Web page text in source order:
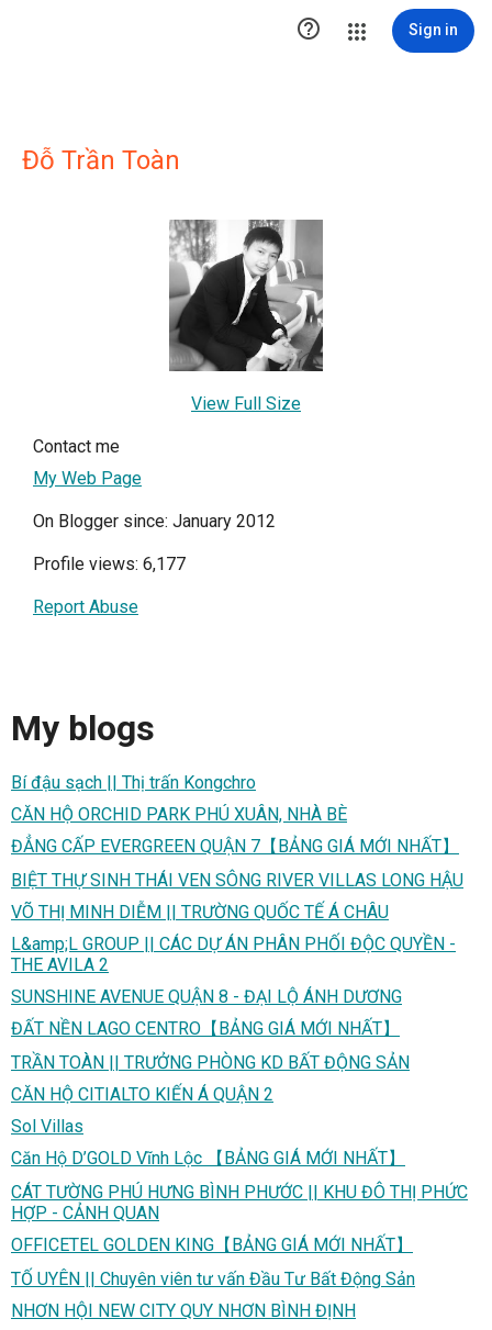
 Sign in
Đỗ Trần Toàn
View Full Size
Contact me
My Web Page
On Blogger since: January 2012
Profile views: 6,177
Report Abuse
My blogs
Bí đậu sạch || Thị trấn Kongchro
CĂN HỘ ORCHID PARK PHÚ XUÂN, NHÀ BÈ
ĐẲNG CẤP EVERGREEN QUẬN 7【BẢNG GIÁ MỚI NHẤT】
BIỆT THỰ SINH THÁI VEN SÔNG RIVER VILLAS LONG HẬU
VÕ THỊ MINH DIỄM || TRƯỜNG QUỐC TẾ Á CHÂU
L&amp;L GROUP || CÁC DỰ ÁN PHÂN PHỐI ĐỘC QUYỀN -
THE AVILA 2
SUNSHINE AVENUE QUẬN 8 - ĐẠI LỘ ÁNH DƯƠNG
ĐẤT NỀN LAGO CENTRO【BẢNG GIÁ MỚI NHẤT】
TRẦN TOÀN || TRƯỞNG PHÒNG KD BẤT ĐỘNG SẢN
CĂN HỘ CITIALTO KIẾN Á QUẬN 2
Sol Villas
Căn Hộ D’GOLD Vĩnh Lộc 【BẢNG GIÁ MỚI NHẤT】
CÁT TƯỜNG PHÚ HƯNG BÌNH PHƯỚC || KHU ĐÔ THỊ PHỨC
HỢP - CẢNH QUAN
OFFICETEL GOLDEN KING【BẢNG GIÁ MỚI NHẤT】
TỐ UYÊN || Chuyên viên tư vấn Đầu Tư Bất Động Sản
NHƠN HỘI NEW CITY QUY NHƠN BÌNH ĐỊNH